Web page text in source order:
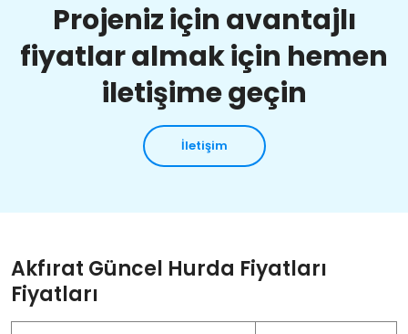
Projeniz için avantajlı
fiyatlar almak için hemen
iletişime geçin
İletişim
Akfırat Güncel Hurda Fiyatları
Fiyatları